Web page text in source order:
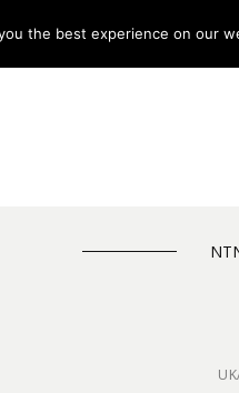
the best experience on our